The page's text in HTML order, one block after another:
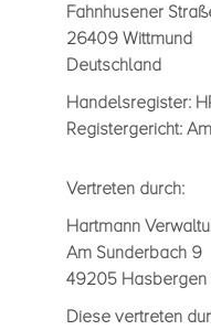
Fahn­huse­ner
26409 Witt­mund
Deutsch­land
Han­dels­re­gis­ter:
Regis­ter­ge­richt:
Ver­tre­ten durch:
Hart­mann
Am Sun­der­bach 9
49205 Has­ber­gen
Diese ver­tre­ten